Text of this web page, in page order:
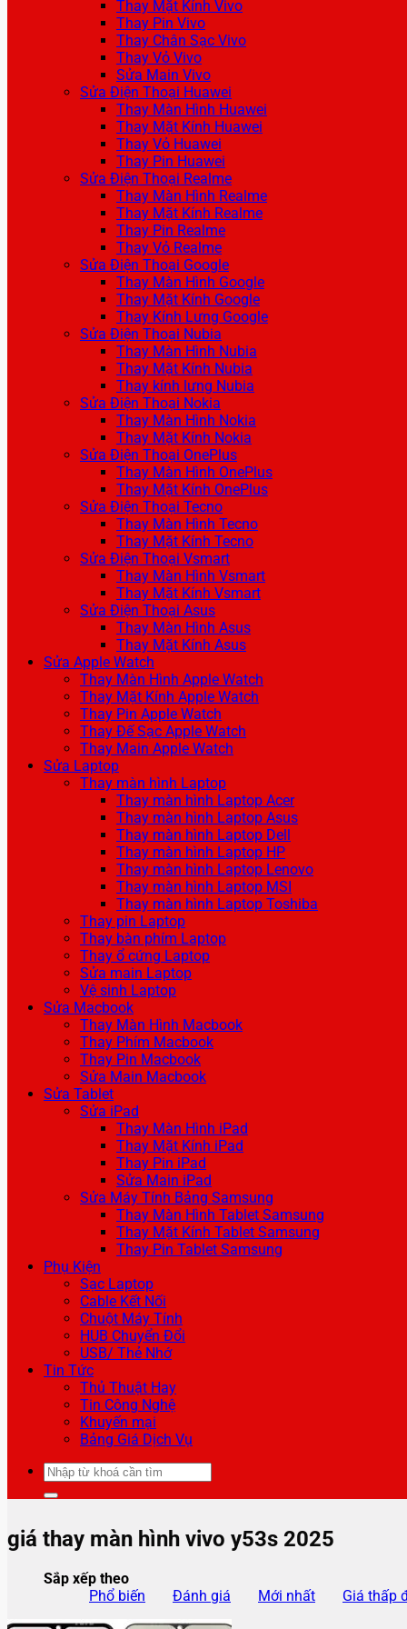
Thay Mặt Kính Vivo
Thay Pin Vivo
Thay Chân Sạc Vivo
Thay Vỏ Vivo
Sửa Main Vivo
Sửa Điện Thoại Huawei
Thay Màn Hình Huawei
Thay Mặt Kính Huawei
Thay Vỏ Huawei
Thay Pin Huawei
Sửa Điện Thoại Realme
Thay Màn Hình Realme
Thay Mặt Kính Realme
Thay Pin Realme
Thay Vỏ Realme
Sửa Điện Thoại Google
Thay Màn Hình Google
Thay Mặt Kính Google
Thay Kính Lưng Google
Sửa Điện Thoại Nubia
Thay Màn Hình Nubia
Thay Mặt Kính Nubia
Thay kính lưng Nubia
Sửa Điện Thoại Nokia
Thay Màn Hình Nokia
Thay Mặt Kính Nokia
Sửa Điện Thoại OnePlus
Thay Màn Hình OnePlus
Thay Mặt Kính OnePlus
Sửa Điện Thoại Tecno
Thay Màn Hình Tecno
Thay Mặt Kính Tecno
Sửa Điện Thoại Vsmart
Thay Màn Hình Vsmart
Thay Mặt Kính Vsmart
Sửa Điện Thoại Asus
Thay Màn Hình Asus
Thay Mặt Kính Asus
Sửa Apple Watch
Thay Màn Hình Apple Watch
Thay Mặt Kính Apple Watch
Thay Pin Apple Watch
Thay Đế Sạc Apple Watch
Thay Main Apple Watch
Sửa Laptop
Thay màn hình Laptop
Thay màn hình Laptop Acer
Thay màn hình Laptop Asus
Thay màn hình Laptop Dell
Thay màn hình Laptop HP
Thay màn hình Laptop Lenovo
Thay màn hình Laptop MSI
Thay màn hình Laptop Toshiba
Thay pin Laptop
Thay bàn phím Laptop
Thay ổ cứng Laptop
Sửa main Laptop
Vệ sinh Laptop
Sửa Macbook
Thay Màn Hình Macbook
Thay Phím Macbook
Thay Pin Macbook
Sửa Main Macbook
Sửa Tablet
Sửa iPad
Thay Màn Hình iPad
Thay Mặt Kính iPad
Thay Pin iPad
Sửa Main iPad
Sửa Máy Tính Bảng Samsung
Thay Màn Hình Tablet Samsung
Thay Mặt Kính Tablet Samsung
Thay Pin Tablet Samsung
Phụ Kiện
Sạc Laptop
Cable Kết Nối
Chuột Máy Tính
HUB Chuyển Đổi
USB/ Thẻ Nhớ
Tin Tức
Thủ Thuật Hay
Tin Công Nghệ
Khuyến mại
Bảng Giá Dịch Vụ
Tìm
kiếm:
giá thay màn hình vivo y53s 2025
Sắp xếp theo
Phổ biến
Đánh giá Mới nhất Giá thấp